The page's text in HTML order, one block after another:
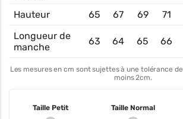
Hauteur 65 67 69 71
Longueur de
manche
63 64 65 66
Les mesures en cm sont sujettes à une tolérance
moins 2cm.
Taille Petit Taille Normal